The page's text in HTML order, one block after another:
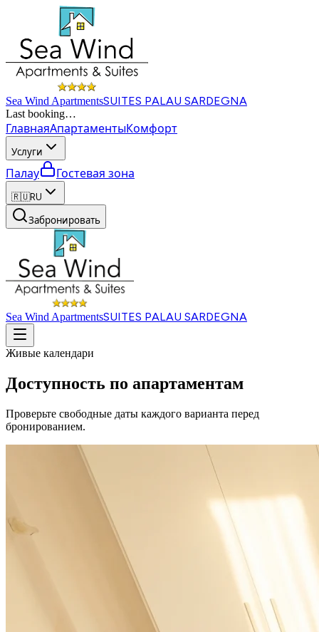
Sea Wind ApartmentsSUITES PALAU SARDEGNA
Last booking…
ГлавнаяАпартаментыКомфорт
Услуги
Палау Гостевая зона
🇷🇺RU
Забронировать
Sea Wind ApartmentsSUITES PALAU SARDEGNA
Живые календари
Доступность по апартаментам
Проверьте свободные даты каждого варианта перед
бронированием.